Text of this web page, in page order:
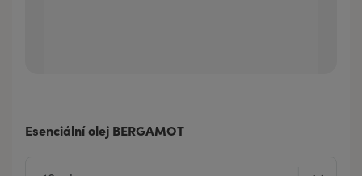
Esenciální olej BERGAMOT